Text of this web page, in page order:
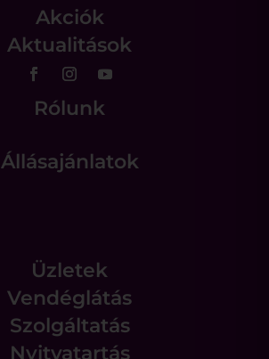
Akciók
Aktualitások
Rólunk
Állásajánlatok
Üzletek
Vendéglátás
Szolgáltatás
Nyitvatartás